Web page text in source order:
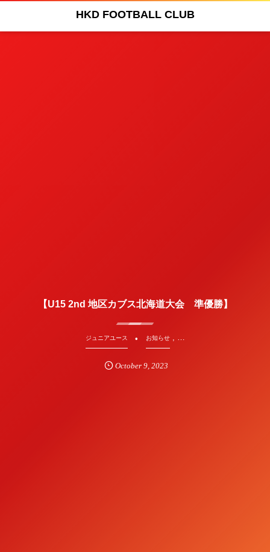
HKD FOOTBALL CLUB
【U15 2nd 地区カブス北海道大会 準優勝】
ジュニアユース お知らせ, …
October 9, 2023